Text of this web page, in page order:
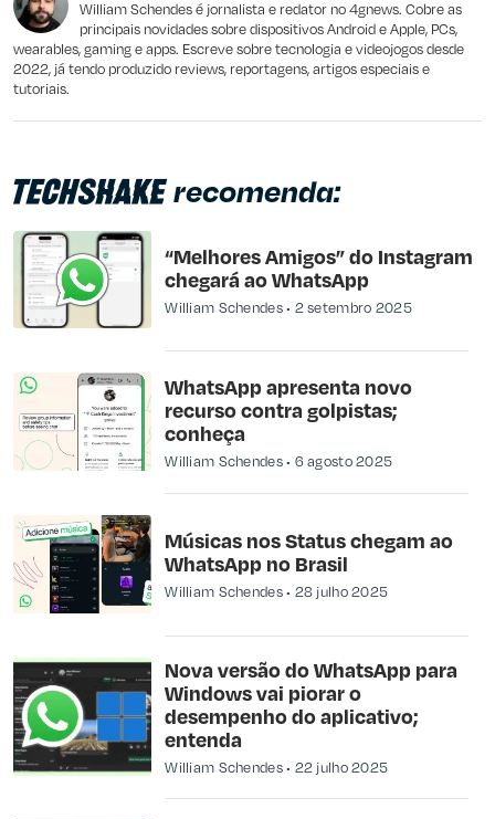
OutroWilliam Schendes é jornalista e redator no 4gnews. Cobre as
principais novidades sobre dispositivos Android e Apple, PCs,
wearables, gaming e apps. Escreve sobre tecnologia e videojogos desde
2022, já tendo produzido reviews, reportagens, artigos especiais e
tutoriais.
recomenda:
“Melhores Amigos” do Instagram
chegará ao WhatsApp
William Schendes 2 setembro 2025
WhatsApp apresenta novo
recurso contra golpistas;
conheça
William Schendes 6 agosto 2025
Músicas nos Status chegam ao
WhatsApp no Brasil
William Schendes 28 julho 2025
Nova versão do WhatsApp para
Windows vai piorar o
desempenho do aplicativo;
entenda
William Schendes 22 julho 2025